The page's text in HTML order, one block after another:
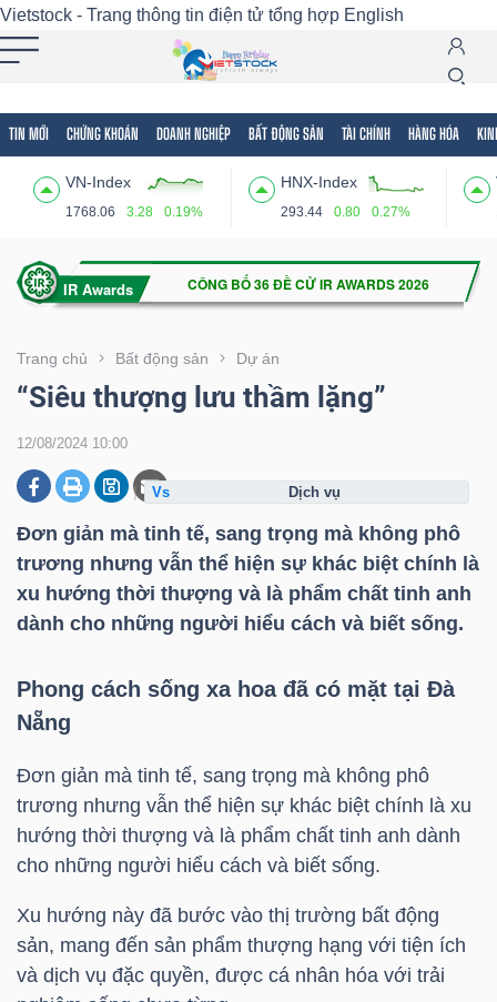
Vietstock - Trang thông tin điện tử tổng hợp English
TIN MỚI CHỨNG KHOÁN DOANH NGHIỆP BẤT ĐỘNG SẢN TÀI CHÍNH HÀNG HÓA
VN-Index
1768.06 3.28 0.19%
HNX-Index
293.44 0.80 0.27%
Trang chủ Bất động sản Dự án
“Siêu thượng lưu thầm lặng”
12/08/2024 10:00
dịch vụ
Đơn giản mà tinh tế, sang trọng mà không phô
trương nhưng vẫn thể hiện sự khác biệt chính là
xu hướng thời thượng và là phẩm chất tinh anh
dành cho những người hiểu cách và biết sống.
Phong cách sống xa hoa đã có mặt tại Đà
Nẵng
Đơn giản mà tinh tế, sang trọng mà không phô
trương nhưng vẫn thể hiện sự khác biệt chính là xu
hướng thời thượng và là phẩm chất tinh anh dành
cho những người hiểu cách và biết sống.
Xu hướng này đã bước vào thị trường bất động
sản, mang đến sản phẩm thượng hạng với tiện ích
và dịch vụ đặc quyền, được cá nhân hóa với trải
Tất cả Tính năng Ngành Mã chứng khoán
Tính
(-)
VIETSTOCK
CHỨNG
KHOÁN
DOANH
NGHIỆP
BẤT
ĐỘNG
SẢN
TÀI
CHÍNH